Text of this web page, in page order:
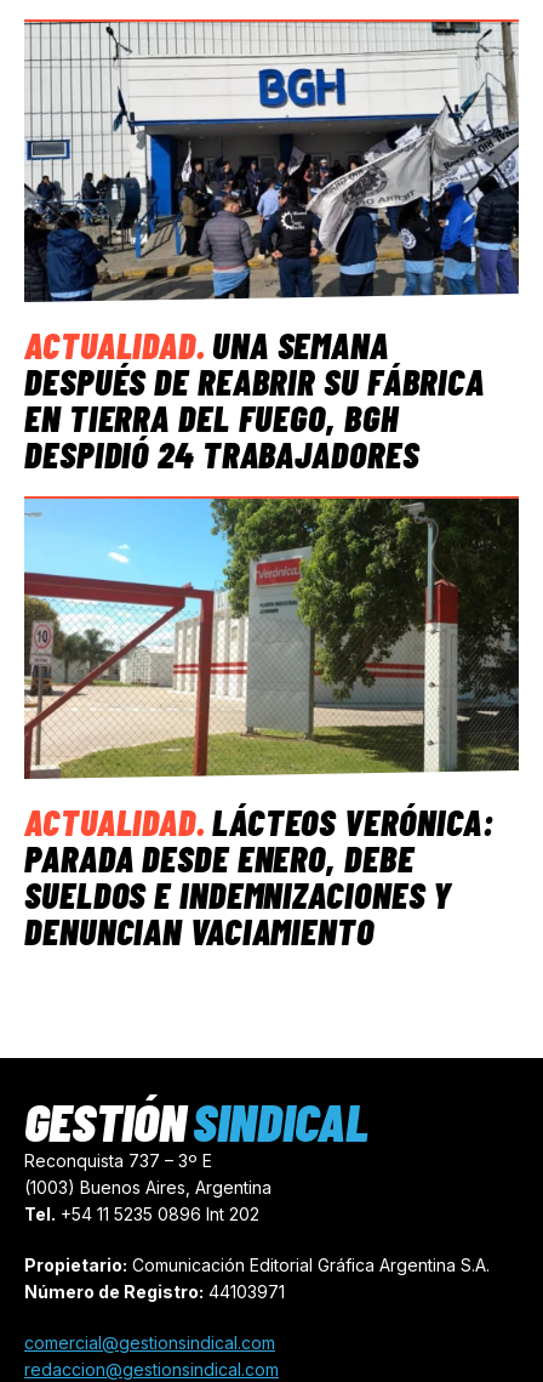
ACTUALIDAD.UNA SEMANA
DESPUÉS DE REABRIR SU FÁBRICA
EN TIERRA DEL FUEGO, BGH
DESPIDIÓ 24 TRABAJADORES
ACTUALIDAD.LÁCTEOS VERÓNICA:
PARADA DESDE ENERO, DEBE
SUELDOS E INDEMNIZACIONES Y
DENUNCIAN VACIAMIENTO
Reconquista 737 – 3º E
(1003) Buenos Aires, Argentina
Tel. +54 11 5235 0896 Int 202
Propietario: Comunicación Editorial Gráfica Argentina S.A.
Número de Registro: 44103971
comercial@gestionsindical.com
redaccion@gestionsindical.com
GESTIÓNSINDICAL